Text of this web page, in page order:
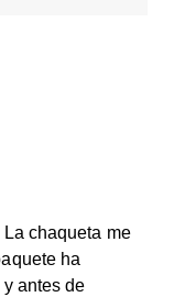
chaqueta me
ha
y antes de